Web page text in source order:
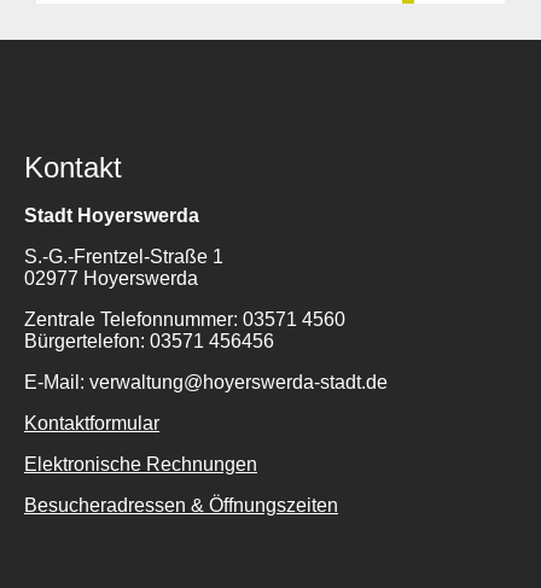
Kontakt
Stadt Hoyerswerda
S.-G.-Frentzel-Straße 1
02977 Hoyerswerda
Zentrale Telefonnummer: 03571 4560
Bürgertelefon: 03571 456456
E-Mail: verwaltung@hoyerswerda-stadt.de
Kontaktformular
Elektronische Rechnungen
Besucheradressen & Öffnungszeiten